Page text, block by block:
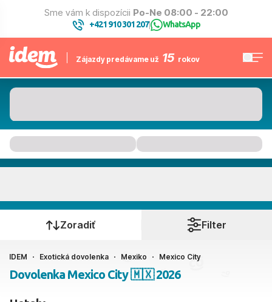
Sme vám k dispozícii Po-Ne 08:00 - 22:00
+421 910 301 207| WhatsApp
Zájazdy predávame už 15 rokov
Kedy cestujete?
Ako cestujete?
Zoradiť Filter
IDEM Exotická dovolenka Mexiko Mexico City
Dovolenka Mexico City 🇲🇽 2026